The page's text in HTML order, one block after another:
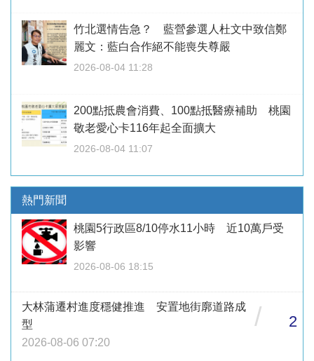
竹北選情告急？ 藍營參選人杜文中致信鄭
麗文：藍白合作絕不能喪失尊嚴
2026-08-04 11:28
200點抵農會消費、100點抵醫療補助 桃園
敬老愛心卡116年起全面擴大
2026-08-04 11:07
熱門新聞
桃園5行政區8/10停水11小時 近10萬戶受
影響
2026-08-06 18:15
大林蒲遷村進度穩健推進 安置地街廓道路成
型
2026-08-06 07:20
/ 2